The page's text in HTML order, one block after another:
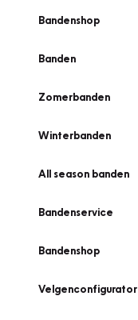
Bandenshop
Banden
Zomerbanden
Winterbanden
All season banden
Bandenservice
Bandenshop
Velgenconfigurator